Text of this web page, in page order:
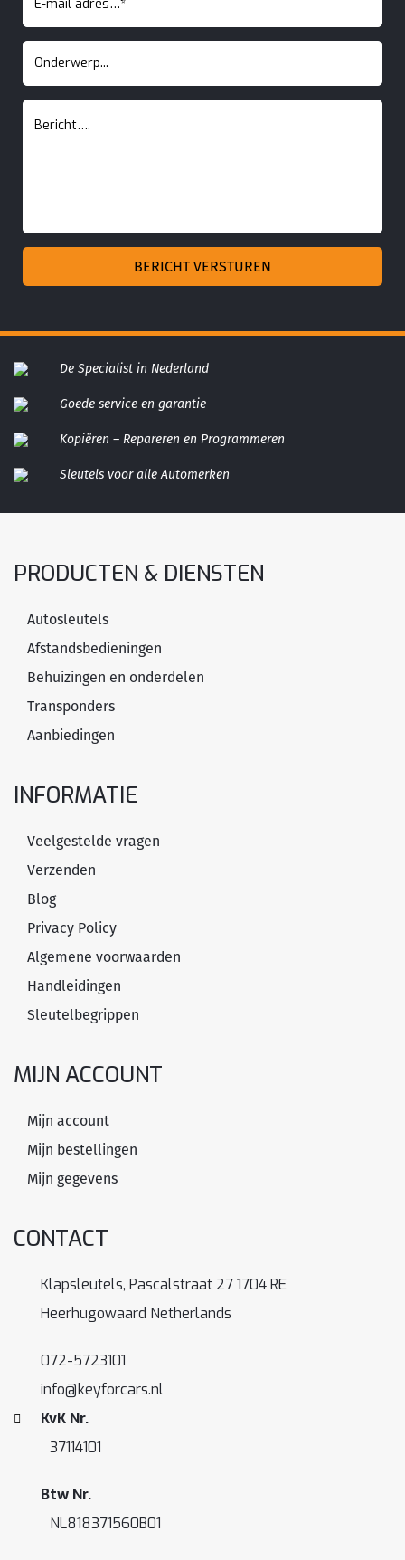
De Specialist in Nederland
Goede service en garantie
Kopiëren – Repareren en Programmeren
Sleutels voor alle Automerken
PRODUCTEN & DIENSTEN
Autosleutels
Afstandsbedieningen
Behuizingen en onderdelen
Transponders
Aanbiedingen
INFORMATIE
Veelgestelde vragen
Verzenden
Blog
Privacy Policy
Algemene voorwaarden
Handleidingen
Sleutelbegrippen
MIJN ACCOUNT
Mijn account
Mijn bestellingen
Mijn gegevens
CONTACT
Klapsleutels, Pascalstraat 27 1704 RE
Heerhugowaard Netherlands
072-5723101
info@keyforcars.nl
KvK Nr.
37114101
Btw Nr.
NL818371560B01